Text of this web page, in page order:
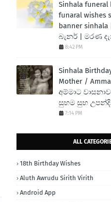
Sinhala
funaral wishes
banner
බැනර් | මරණ
8:42 PM
Sinhala
Mother /
අම්මාට
සුභම සුභ
7:14 PM
ALL
18th Birthday Wishes
Aluth Awrudu Sirith Virith
Android App